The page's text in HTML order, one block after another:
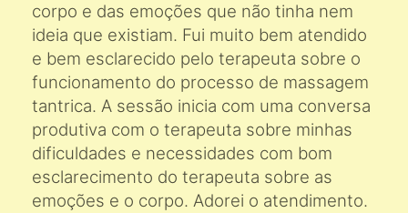
corpo e das emoções que não tinha nem
ideia que existiam. Fui muito bem atendido
e bem esclarecido pelo terapeuta sobre o
funcionamento do processo de massagem
tantrica. A sessão inicia com uma conversa
produtiva com o terapeuta sobre minhas
dificuldades e necessidades com bom
esclarecimento do terapeuta sobre as
emoções e o corpo. Adorei o atendimento.